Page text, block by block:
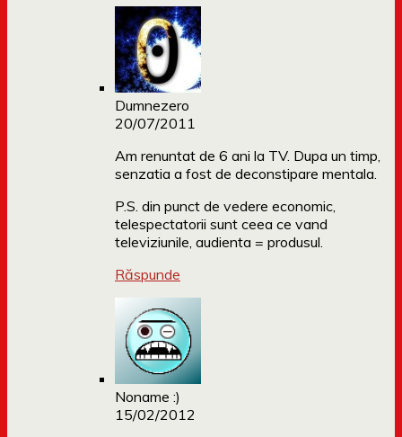
Dumnezero
20/07/2011
Am renuntat de 6 ani la TV. Dupa un timp,
senzatia a fost de deconstipare mentala.
P.S. din punct de vedere economic,
telespectatorii sunt ceea ce vand
televiziunile, audienta = produsul.
Răspunde
Noname :)
15/02/2012